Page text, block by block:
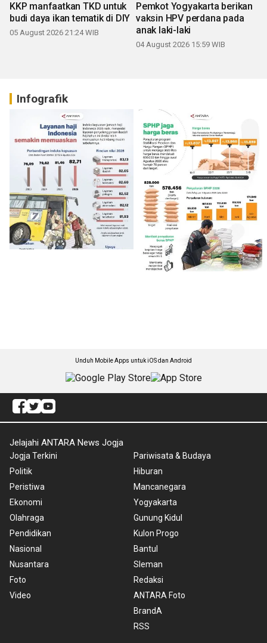
KKP manfaatkan TKD untuk
budi daya ikan tematik di DIY
05 August 2026 21:24 WIB
Pemkot Yogyakarta berikan
vaksin HPV perdana pada
anak laki-laki
04 August 2026 15:59 WIB
Infografik
Unduh Mobile Apps untuk iOS dan Android
Jelajahi ANTARA News Jogja
Jogja Terkini
Politik
Peristiwa
Ekonomi
Olahraga
Pendidikan
Nasional
Nusantara
Foto
Video
Pariwisata & Budaya
Hiburan
Mancanegara
Yogyakarta
Gunung Kidul
Kulon Progo
Bantul
Sleman
Redaksi
ANTARA Foto
BrandA
RSS